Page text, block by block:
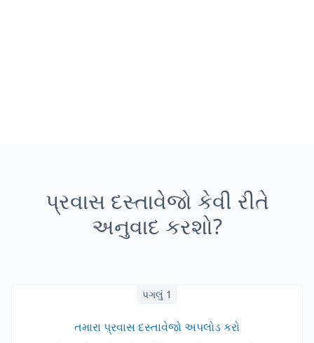
પ્રવાસ દસ્તાવેજો કેવી રીતે
અનુવાદ કરશો?
પગલું 1
તમારા પ્રવાસ દસ્તાવેજો અપલોડ કરો